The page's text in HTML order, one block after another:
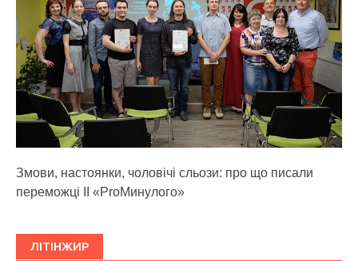
Змови, настоянки, чоловічі сльози: про що писали
переможці ІІ «ProМинулого»
ЛІТІНЖИР